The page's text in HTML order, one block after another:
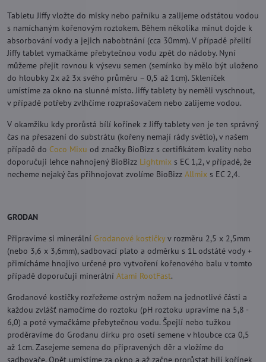
Tabletu Jiffy vložte do misky nebo pařníku a zalijeme odstátou vodou
s namíchaným kořenovým roztokem. Během několika minut dojde k
absorbování vody a jejich nabobtnání (cca 30mm). V případě přelití
Jiffy tablet vymačkáme přebytečnou vodu zpět do nádoby. Nyní
můžeme přejít rovnou k výsevu semen (semínko by mělo být uloženo
do hloubky 2x až 3x svého průměru – 0,5 až 1cm). Skleníček
umístíme za okno na slunné místo. Jiffy tablety by neměli vyschnout,
v případě potřeby zvlhčíme rozprašovačem nebo zalijeme vodou.
V okamžiku kdy prorůstá bílí kořínek z Jiffy tablety ven je ten správný
čas na přesazení do substrátu (kořeny nemají rády světlo), v našem
případě do Coco Mixu od značky BioBizz s certifikátem kvality nebo
doporučuji lehce nahnojený BioBizz Lightmix s EC 1,2, v případě, že
necheme nejaký čas přihnojovat zvolíme BioBizz Allmix s EC 2,4.
GRODAN
Připravíme si minerální Grodanové kostičkyv rozměru 2,5 x 2,5mm
(nebo 3,6 x 3,6mm), sadbovací plato a odměrku s 1L odstáté vody +
přimícháme hnojivo určené pro vytvoření kořenového balu v tomto
případě doporučuji minerální Atami RootFast.
Grodanové kostičky rozřežeme ostrým nožem na jednotlivé části a
každou zvlášť namočíme do roztoku (pH roztoku upravíme na 5,8 -
6,0) a poté vymačkáme přebytečnou vodu. Špejlí nebo tužkou
proděravíme do Grodanu dírku pro osetí semene v hloubce cca 0,5
až 1cm. Zasejeme semena do připravených děr a vložíme do
sadbovače. Opět umístíme za okno a až začne prorůstat bílí kořínek